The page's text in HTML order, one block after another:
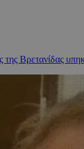
της Βρετανίδας